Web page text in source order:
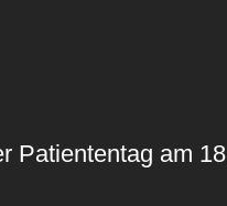
Patiententag am